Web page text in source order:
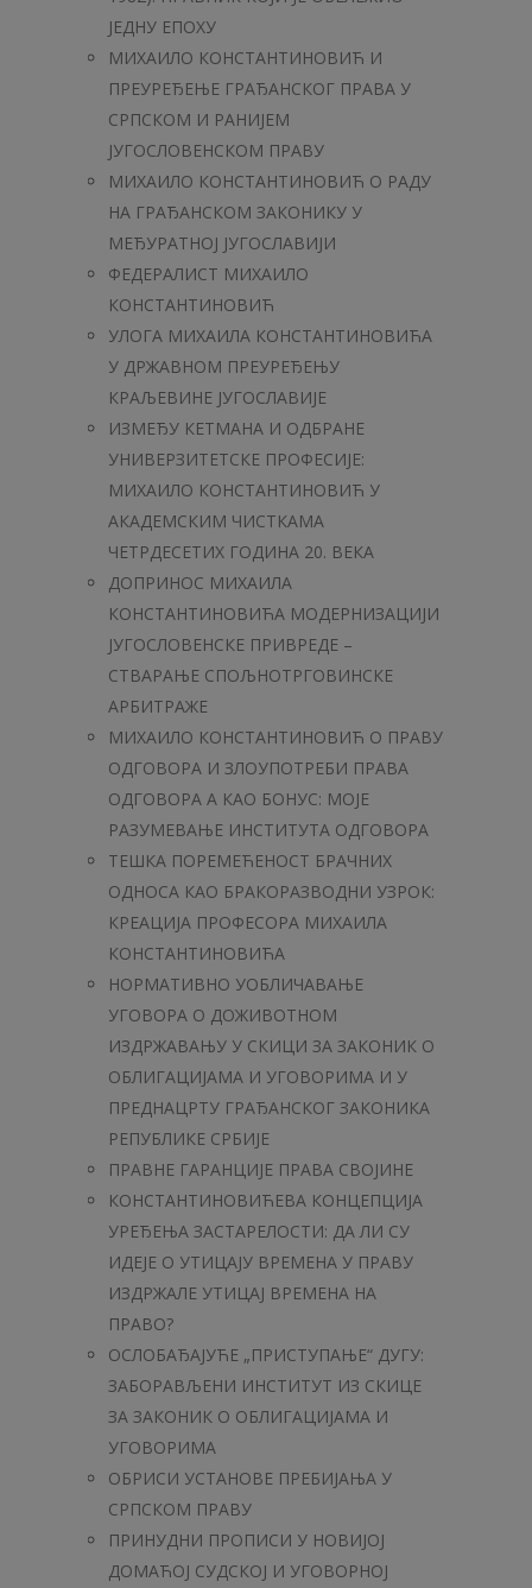
ЈЕДНУ ЕПОХУ
МИХАИЛО КОНСТАНТИНОВИЋ И
ПРЕУРЕЂЕЊЕ ГРАЂАНСКОГ ПРАВА У
СРПСКОМ И РАНИЈЕМ
ЈУГОСЛОВЕНСКОМ ПРАВУ
МИХАИЛО КОНСТАНТИНОВИЋ О РАДУ
НА ГРАЂАНСКОМ ЗАКОНИКУ У
МЕЂУРАТНОЈ ЈУГОСЛАВИЈИ
ФЕДЕРАЛИСТ МИХАИЛО
КОНСТАНТИНОВИЋ
УЛОГА МИХАИЛА КОНСТАНТИНОВИЋА
У ДРЖАВНОМ ПРЕУРЕЂЕЊУ
КРАЉЕВИНЕ ЈУГОСЛАВИЈЕ
ИЗМЕЂУ КЕТМАНА И ОДБРАНЕ
УНИВЕРЗИТЕТСКЕ ПРОФЕСИЈЕ:
МИХАИЛО КОНСТАНТИНОВИЋ У
АКАДЕМСКИМ ЧИСТКАМА
ЧЕТРДЕСЕТИХ ГОДИНА 20. ВЕКА
ДОПРИНОС МИХАИЛА
КОНСТАНТИНОВИЋА МОДЕРНИЗАЦИЈИ
ЈУГОСЛОВЕНСКЕ ПРИВРЕДЕ –
СТВАРАЊЕ СПОЉНОТРГОВИНСКЕ
АРБИТРАЖЕ
МИХАИЛО КОНСТАНТИНОВИЋ О ПРАВУ
ОДГОВОРА И ЗЛОУПОТРЕБИ ПРАВА
ОДГОВОРА А КАО БОНУС: МОЈЕ
РАЗУМЕВАЊЕ ИНСТИТУТА ОДГОВОРА
ТЕШКА ПОРЕМЕЋЕНОСТ БРАЧНИХ
ОДНОСА КАО БРАКОРАЗВОДНИ УЗРОК:
КРЕАЦИЈА ПРОФЕСОРА МИХАИЛА
КОНСТАНТИНОВИЋА
НОРМАТИВНО УОБЛИЧАВАЊЕ
УГОВОРА О ДОЖИВОТНОМ
ИЗДРЖАВАЊУ У СКИЦИ ЗА ЗАКОНИК O
ОБЛИГАЦИЈАМА И УГОВОРИМА И У
ПРЕДНАЦРТУ ГРАЂАНСКОГ ЗАКОНИКА
РЕПУБЛИКЕ СРБИЈЕ
ПРАВНЕ ГАРАНЦИЈЕ ПРАВА СВОЈИНЕ
КОНСТАНТИНОВИЋЕВА КОНЦЕПЦИЈА
УРЕЂЕЊА ЗАСТАРЕЛОСТИ: ДА ЛИ СУ
ИДЕЈЕ О УТИЦАЈУ ВРЕМЕНА У ПРАВУ
ИЗДРЖАЛЕ УТИЦАЈ ВРЕМЕНА НА
ПРАВО?
OСЛОБАЂАЈУЋЕ „ПРИСТУПАЊЕ“ ДУГУ:
ЗАБОРАВЉЕНИ ИНСТИТУТ ИЗ СКИЦЕ
ЗА ЗАКОНИК О ОБЛИГАЦИЈАМА И
УГОВОРИМА
ОБРИСИ УСТАНОВЕ ПРЕБИЈАЊА У
СРПСКОМ ПРАВУ
ПРИНУДНИ ПРОПИСИ У НОВИЈОЈ
ДОМАЋОЈ СУДСКОЈ И УГОВОРНОЈ